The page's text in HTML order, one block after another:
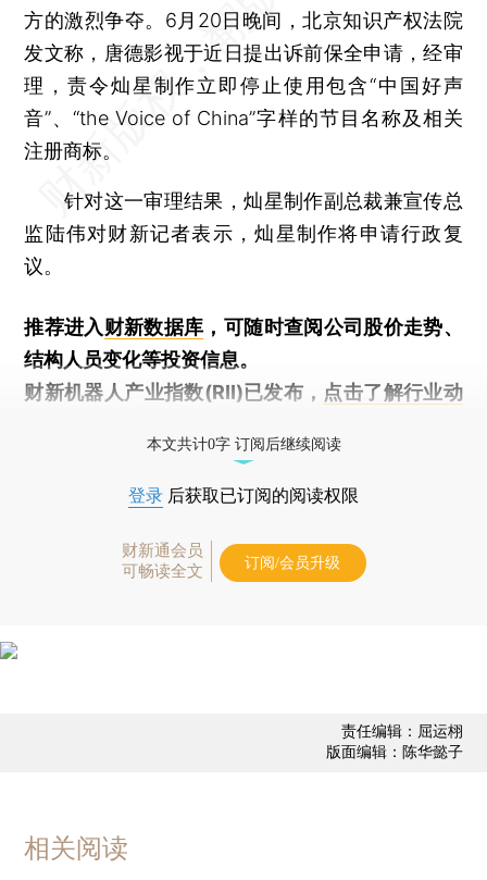
方的激烈争夺。6月20日晚间，北京知识产权法院
发文称，唐德影视于近日提出诉前保全申请，经审
理，责令灿星制作立即停止使用包含“中国好声
音”、“the Voice of China”字样的节目名称及相关
注册商标。
针对这一审理结果，灿星制作副总裁兼宣传总
监陆伟对财新记者表示，灿星制作将申请行政复
议。
推荐进入财新数据库 ，可随时查阅公司股价走势、
结构人员变化等投资信息。
财新机器人产业指数(RII)已发布， 点击了解行业动
本文共计0字 订阅后继续阅读
登录 后获取已订阅的阅读权限
财新通会员
可畅读全文
订阅/会员升级
责任编辑：屈运栩
版面编辑：陈华懿子
相关阅读